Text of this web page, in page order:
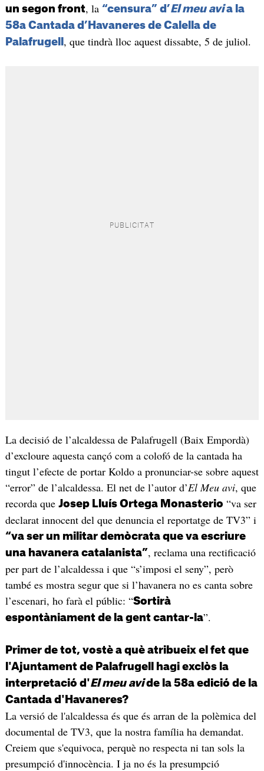
un segon front, la “censura” d’El meu avia la
58a Cantada d’Havaneres de Calella de
Palafrugell , que tindrà lloc aquest dissabte, 5 de juliol.
La decisió de l’alcaldessa de Palafrugell (Baix Empordà)
d’excloure aquesta cançó com a colofó de la cantada ha
tingut l’efecte de portar Koldo a pronunciar-se sobre aquest
“error” de l’alcaldessa. El net de l’autor d’El Meu avi, que
recorda que Josep Lluís Ortega Monasterio “va ser
declarat innocent del que denuncia el reportatge de TV3” i
“va ser un militar demòcrata que va escriure
una havanera catalanista”, reclama una rectificació
per part de l’alcaldessa i que “s’imposi el seny”, però
també es mostra segur que si l’havanera no es canta sobre
l’escenari, ho farà el públic: “Sortirà
espontàniament de la gent cantar-la”.
Primer de tot, vostè a què atribueix el fet que
l'Ajuntament de Palafrugell hagi exclòs la
interpretació d'El meu avide la 58a edició de la
Cantada d'Havaneres?
La versió de l'alcaldessa és que és arran de la polèmica del
documental de TV3, que la nostra família ha demandat.
Creiem que s'equivoca, perquè no respecta ni tan sols la
presumpció d'innocència. I ja no és la presumpció